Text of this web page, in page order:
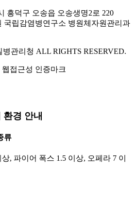
흥덕구 오송읍 오송생명2로 220
국립감염병연구소 병원체자원관리과
관리청 ALL RIGHTS RESERVED.
경 안내
류
, 파이어 폭스 1.5 이상, 오페라 7 이